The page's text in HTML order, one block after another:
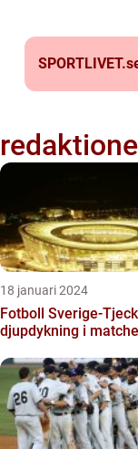
SPORTLIVET.
18 januari 2024
Fotboll Sverige-
djupdykning i